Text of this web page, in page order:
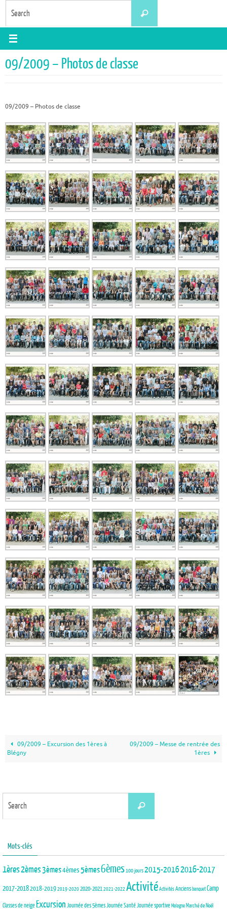
Search
09/2009 – Photos de classe
09/2009 – Photos de classe
09/2009 – Excursion des 1ères à
Blégny
09/2009 – Messe de rentrée des
1ères
Search
Mots-clés
1ères2èmes3èmes4èmes5èmes6èmes100 jours2015-20162016-2017
2017-20182018-20192019-20202020-20212021-2022 ActivitéActivitésAnciens banquetCamp
Classes de neigeExcursion Journée des 5èmesJournée SantéJournée sportive Malagne Marché de Noël